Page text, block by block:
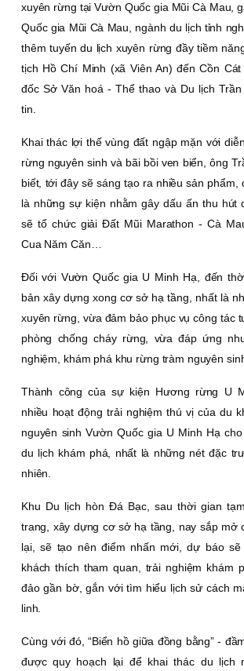
xuyên rừng tại Vườn Quốc gia Mũi Cà Mau,
Quốc gia Mũi Cà Mau, ngành du lịch tỉnh
thêm tuyến du lịch xuyên rừng đầy tiềm
tịch Hồ Chí Minh (xã Viên An) đến Cồn
đốc Sở Văn hoá - Thể thao và Du lịch Trần
tin.
Khai thác lợi thế vùng đất ngập mặn với
rừng nguyên sinh và bãi bồi ven biển, ông
biết, tới đây sẽ sáng tạo ra nhiều sản phẩm,
là những sự kiện nhằm gây dấu ấn thu hút
sẽ tổ chức giải Ðất Mũi Marathon - Cà
Cua Năm Căn…
Ðối với Vườn Quốc gia U Minh Hạ, đến
bản xây dựng xong cơ sở hạ tầng, nhất là
xuyên rừng, vừa đảm bảo phục vụ công tác
phòng chống cháy rừng, vừa đáp ứng
nghiệm, khám phá khu rừng tràm nguyên
Thành công của sự kiện Hương rừng U
nhiều hoạt động trải nghiệm thú vị của du
nguyên sinh Vườn Quốc gia U Minh Hạ
du lịch khám phá, nhất là những nét đặc
nhiên.
Khu Du lịch hòn Ðá Bạc, sau thời gian
trang, xây dựng cơ sở hạ tầng, nay sắp mở
lại, sẽ tạo nên điểm nhấn mới, dự báo
khách thích tham quan, trải nghiệm khám
đảo gần bờ, gắn với tìm hiểu lịch sử cách
linh.
Cùng với đó, “Biển hồ giữa đồng bằng” -
được quy hoạch lại để khai thác du lịch